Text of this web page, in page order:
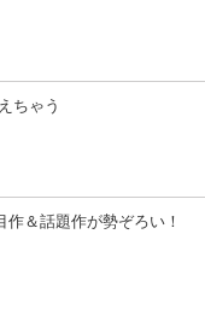
ちゃう
＆話題作が勢ぞろい！